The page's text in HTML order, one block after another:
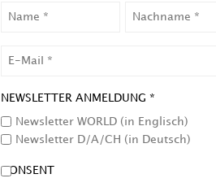
NEWSLETTER ANMELDUNG *
Newsletter WORLD (in Englisch)
Newsletter D/A/CH (in Deutsch)
CONSENT